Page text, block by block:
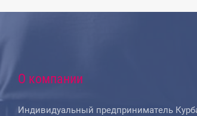
О компании
Индивидуальный предприниматель